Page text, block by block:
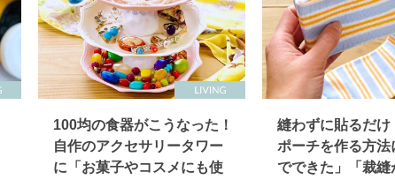
100均の食器がこうなった！
自作のアクセサリータワー
に「お菓子やコスメにも使
縫わずに貼るだけ
ポーチを作る方法
でできた」「裁縫